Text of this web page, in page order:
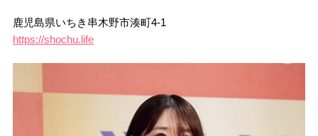
鹿児島県いちき串木野市湊町4-1
https://shochu.life